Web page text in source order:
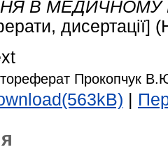
В МЕДИЧНОМУ
дисертації]
Прокопчук
|